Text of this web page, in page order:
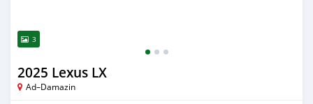
3
2025 Lexus LX
Ad–Damazin